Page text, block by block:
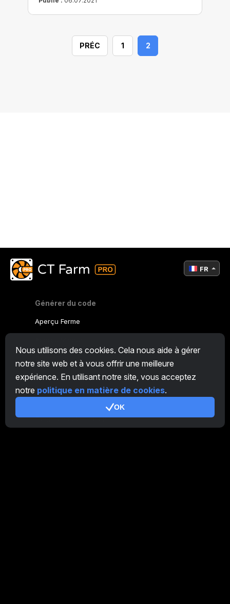
on your phone. With this app, you can set
always aware of what is happening, and
manage your farm on the go at any time,
PRÉC 1 2
Nous utilisons des cookies. Cela nous aide à gérer
notre site web et à vous offrir une meilleure
expérience. En utilisant notre site, vous acceptez
notre politique en matière de cookies.
OK
Générer du code
Aperçu Ferme
CryptoTab
Programme d'Affiliation
Conditions d’utilisation
FR